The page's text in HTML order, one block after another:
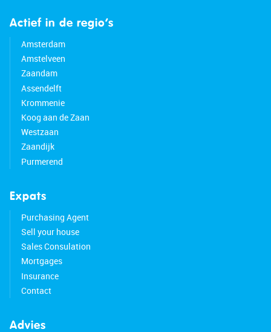
Actief in de regio’s
Amsterdam
Amstelveen
Zaandam
Assendelft
Krommenie
Koog aan de Zaan
Westzaan
Zaandijk
Purmerend
Expats
Purchasing Agent
Sell your house
Sales Consulation
Mortgages
Insurance
Contact
Advies